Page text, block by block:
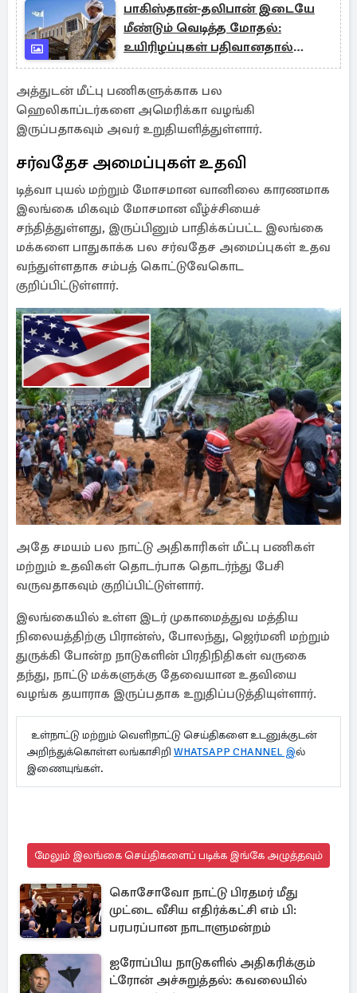
பாகிஸ்தான்-தலிபான் இடையே
மீண்டும் வெடித்த மோதல்:
உயிரிழப்புகள் பதிவானதால்
பதற்றம்
அத்துடன் மீட்பு பணிகளுக்காக பல
ஹெலிகாப்டர்களை அமெரிக்கா வழங்கி
இருப்பதாகவும் அவர் உறுதியளித்துள்ளார்.
சர்வதேச அமைப்புகள் உதவி
டித்வா புயல் மற்றும் மோசமான வானிலை காரணமாக
இலங்கை மிகவும் மோசமான வீழ்ச்சியைச்
சந்தித்துள்ளது, இருப்பினும் பாதிக்கப்பட்ட இலங்கை
மக்களை பாதுகாக்க பல சர்வதேச அமைப்புகள் உதவ
வந்துள்ளதாக சம்பத் கொட்டுவேகொட
குறிப்பிட்டுள்ளார்.
அதே சமயம் பல நாட்டு அதிகாரிகள் மீட்பு பணிகள்
மற்றும் உதவிகள் தொடர்பாக தொடர்ந்து பேசி
வருவதாகவும் குறிப்பிட்டுள்ளார்.
இலங்கையில் உள்ள இடர் முகாமைத்துவ மத்திய
நிலையத்திற்கு பிரான்ஸ், போலந்து, ஜெர்மனி மற்றும்
துருக்கி போன்ற நாடுகளின் பிரதிநிதிகள் வருகை
தந்து, நாட்டு மக்களுக்கு தேவையான உதவியை
வழங்க தயாராக இருப்பதாக உறுதிப்படுத்தியுள்ளார்.
உள்நாட்டு மற்றும் வெளிநாட்டு செய்திகளை உடனுக்குடன்
அறிந்துக்கொள்ள லங்காசிறி WHATSAPP CHANNEL இல்
இணையுங்கள்.
மேலும் இலங்கை செய்திகளைப் படிக்க இங்கே அழுத்தவும்
கொசோவோ நாட்டு பிரதமர் மீது
முட்டை வீசிய எதிர்க்கட்சி எம் பி:
பரபரப்பான நாடாளுமன்றம்
ஐரோப்பிய நாடுகளில் அதிகரிக்கும்
ட்ரோன் அச்சுறுத்தல்: கவலையில்